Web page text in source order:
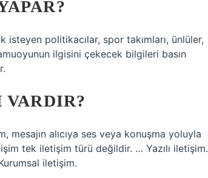
isteyen politikacılar, spor takımları, ünlüler,
ilgisini çekecek bilgileri basın
alıcıya ses veya konuşma yoluyla
tek iletişim türü değildir. … Yazılı iletişim.
iletişim.